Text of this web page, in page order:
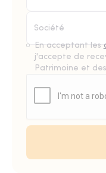
En acceptant les
j'accepte de
Patrimoine et